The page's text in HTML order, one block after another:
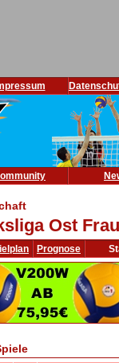
Ost
Prognose